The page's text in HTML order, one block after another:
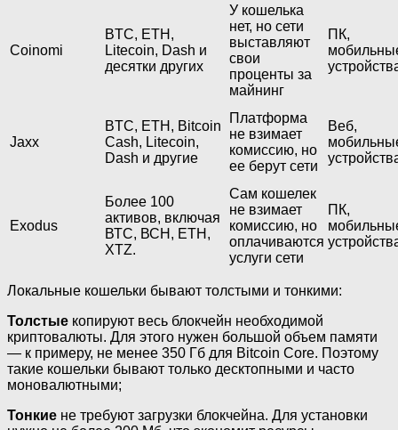
Coinomi
BTC, ETH,
Litecoin, Dash и
десятки других
У кошелька
нет, но сети
выставляют
свои
проценты за
майнинг
ПК,
Jaxx
BTC, ETH, Bitcoin
Cash, Litecoin,
Dash и другие
Платформа
не взимает
комиссию, но
ее берут сети
Веб,
Exodus
Более 100
активов, включая
ВТС, ВСН, ETH,
XTZ.
Сам кошелек
не взимает
комиссию, но
оплачиваются
услуги сети
ПК,
Локальные кошельки бывают толстыми и тонкими:
Толстые копируют весь блокчейн необходимой
криптовалюты. Для этого нужен большой объем памяти
— к примеру, не менее 350 Гб для Bitcoin Core. Поэтому
такие кошельки бывают только десктопными и часто
моновалютными;
Тонкие не требуют загрузки блокчейна. Для установки